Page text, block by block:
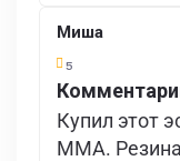
Миша
5
Купил этот
ММА. Резина